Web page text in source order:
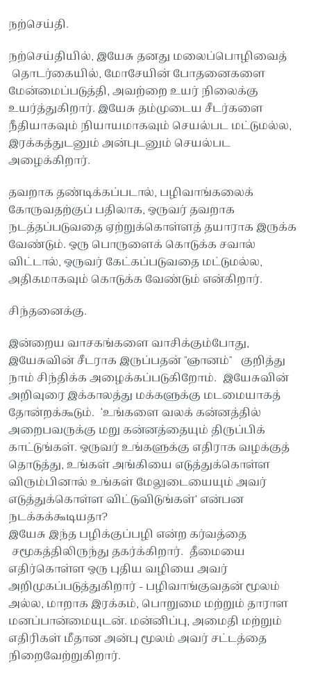
நற்செய்தி.
நற்செய்தியில், இயேசு தனது மலைப்பொழிவைத்
தொடர்கையில், மோசேயின் போதனைகளை
மேன்மைப்படுத்தி, அவற்றை உயர் நிலைக்கு
உயர்த்துகிறார். இயேசு தம்முடைய சீடர்களை
நீதியாகவும் நியாயமாகவும் செயல்பட மட்டுமல்ல,
இரக்கத்துடனும் அன்புடனும் செயல்பட
அழைக்கிறார்.
தவறாக தண்டிக்கப்படால், பழிவாங்கலைக்
கோருவதற்குப் பதிலாக, ஒருவர் தவறாக
நடத்தப்படுவதை ஏற்றுக்கொள்ளத் தயாராக இருக்க
வேண்டும். ஒரு பொருளைக் கொடுக்க சவால்
விட்டால், ஒருவர் கேட்கப்படுவதை மட்டுமல்ல,
அதிகமாகவும் கொடுக்க வேண்டும் என்கிறார்.
சிந்தனைக்கு.
இன்றைய வாசகங்களை வாசிக்கும்போது,
இயேசுவின் சீடராக இருப்பதன் "ஞானம்" குறித்து
நாம் சிந்திக்க அழைக்கப்படுகிறோம். இயேசுவின்
அறிவுரை இக்காலத்து மக்களுக்கு மடமையாகத்
தோன்றக்கூடும். ‘உங்களை வலக் கன்னத்தில்
அறைபவருக்கு மறு கன்னத்தையும் திருப்பிக்
காட்டுங்கள். ஒருவர் உங்களுக்கு எதிராக வழக்குத்
தொடுத்து, உங்கள் அங்கியை எடுத்துக்கொள்ள
விரும்பினால் உங்கள் மேலுடையையும் அவர்
எடுத்துக்கொள்ள விட்டுவிடுங்கள்’ என்பன
நடக்கக்கூடியதா?
இயேசு இந்த பழிக்குப்பழி என்ற கர்வத்தை
சமூகத்திலிருந்து தகர்க்கிறார். தீமையை
எதிர்கொள்ள ஒரு புதிய வழியை அவர்
அறிமுகப்படுத்துகிறார் - பழிவாங்குவதன் மூலம்
அல்ல, மாறாக இரக்கம், பொறுமை மற்றும் தாராள
மனப்பான்மையுடன். மன்னிப்பு, அமைதி மற்றும்
எதிரிகள் மீதான அன்பு மூலம் அவர் சட்டத்தை
நிறைவேற்றுகிறார்.